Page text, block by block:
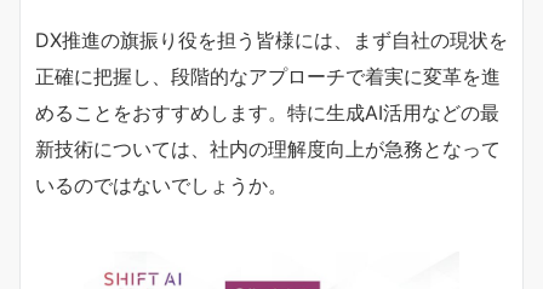
DX推進の旗振り役を担う皆様には、まず自社の現状を
正確に把握し、段階的なアプローチで着実に変革を進
めることをおすすめします。特に生成AI活用などの最
新技術については、社内の理解度向上が急務となって
いるのではないでしょうか。